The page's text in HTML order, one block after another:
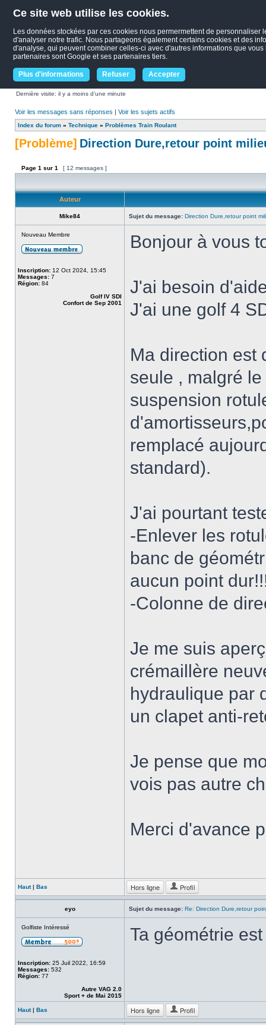
Ce site web utilise les cookies.
Les données stockées par ces cookies nous permermettent de
d'analyser notre trafic. Nous partageons également certains cookies et des
d'analyse, qui peuvent combiner celles-ci avec d'autres informations que
partenaires sont Google et ses partenaires tiers.
Plus d'informations Refuser Accepter
Dernière visite: il y a moins d’une minute
Voir les messages sans réponses | Voir les sujets actifs
Index du forum » Technique » Problèmes Train Roulant
[Problème] Direction Dure,retour point
Page 1 sur 1 [ 12 messages ]
Auteur
Mike84 Sujet du message: Direction Dure,retour point
Nouveau Membre
Inscription: 12 Oct 2024, 15:45
Messages: 7
Région: 84
Golf IV SDI
Confort de Sep 2001
Bonjour à vous
J'ai besoin
J'ai une golf 4
Ma direction est
seule , malgré
suspension
remplacé
standard).
J'ai pourtant
-Enlever les
banc de
aucun point
-Colonne de
Je me suis
crémaillère
hydraulique par
un clapet anti-
Je pense que
vois pas autre
Merci d'avance
Haut| Bas Hors ligne Profil
eyo Sujet du message: Re: Direction Dure,retour
Golfiste Intéressé
Inscription: 25 Juil 2022, 16:59
Messages: 532
Région: 77
Autre VAG 2.0
Sport + de Mai 2015
Ta géométrie
Haut| Bas Hors ligne Profil